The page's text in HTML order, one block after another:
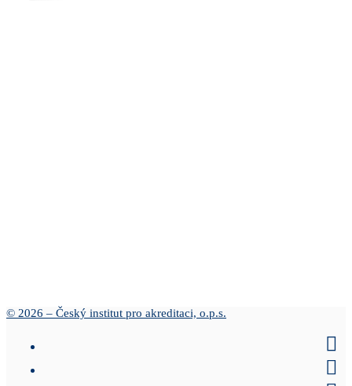
© 2026 – Český institut pro akreditaci, o.p.s.